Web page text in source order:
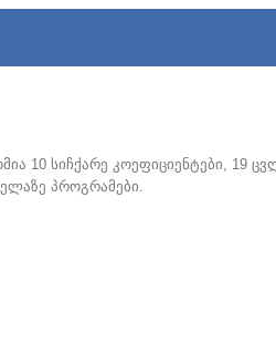
10 სიჩქარე კოეფიციენტები, 19
პროგრამები.